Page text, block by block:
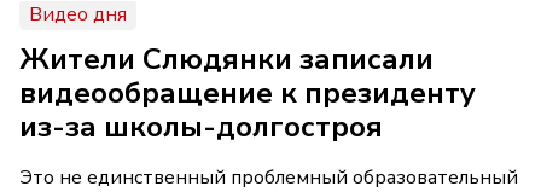
Видео дня
Жители Слюдянки записали
видеообращение к президенту
из-за школы-долгостроя
Это не единственный проблемный образовательный